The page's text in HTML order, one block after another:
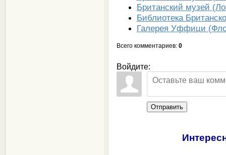
Британский музей
Библиотека
Галерея Уффици
Всего комментариев: 0
Войдите:
Отправить